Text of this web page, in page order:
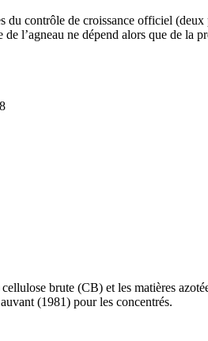
du contrôle de croissance officiel
l’agneau ne dépend alors que de la
brute (CB) et les matières
(1981) pour les concentrés.